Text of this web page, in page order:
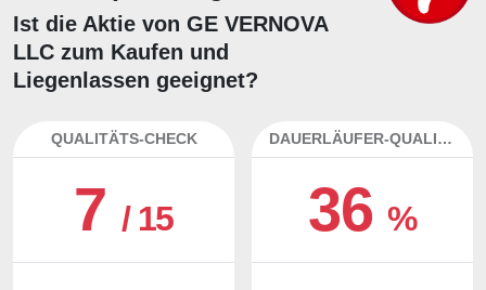
Ist die Aktie von GE VERNOVA
LLC zum Kaufen und
Liegenlassen geeignet?
QUALITÄTS-CHECK
7/ 15
DAUERLÄUFER-QUALITÄTEN
36%